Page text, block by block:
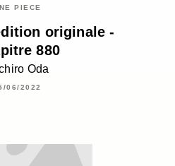
PIECE
originale -
880
Oda
06/2022